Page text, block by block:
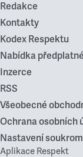
Redakce
Kontakty
Kodex Respektu
Nabídka
Inzerce
RSS
Všeobecné
Ochrana osobních
Nastavení
Aplikace Respekt